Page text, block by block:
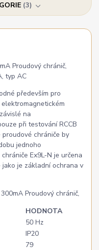
3
Proudový chránič,
typ AC
především pro
na
při testování RCCB
chrániče by
jednoho
Ex9L-N je určena
je základní ochrana v
HODNOTA
50 Hz
IP20
79